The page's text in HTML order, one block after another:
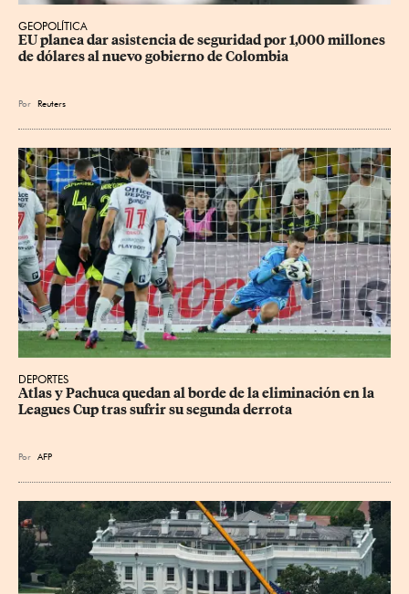
GEOPOLÍTICA
EU planea dar asistencia de seguridad por 1,000 millones
de dólares al nuevo gobierno de Colombia
Por Reuters
DEPORTES
Atlas y Pachuca quedan al borde de la eliminación en la
Leagues Cup tras sufrir su segunda derrota
Por AFP